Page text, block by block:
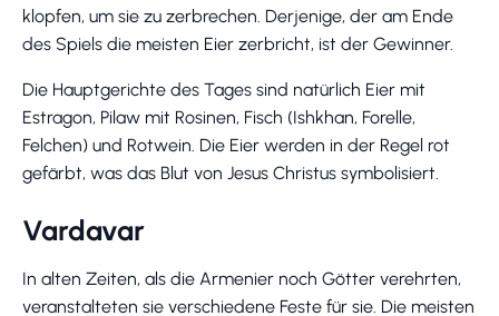
klopfen, um sie zu zerbrechen. Derjenige, der am Ende
des Spiels die meisten Eier zerbricht, ist der Gewinner.
Die Hauptgerichte des Tages sind natürlich Eier mit
Estragon, Pilaw mit Rosinen, Fisch (Ishkhan, Forelle,
Felchen) und Rotwein. Die Eier werden in der Regel rot
gefärbt, was das Blut von Jesus Christus symbolisiert.
Vardavar
In alten Zeiten, als die Armenier noch Götter verehrten,
veranstalteten sie verschiedene Feste für sie. Die meisten